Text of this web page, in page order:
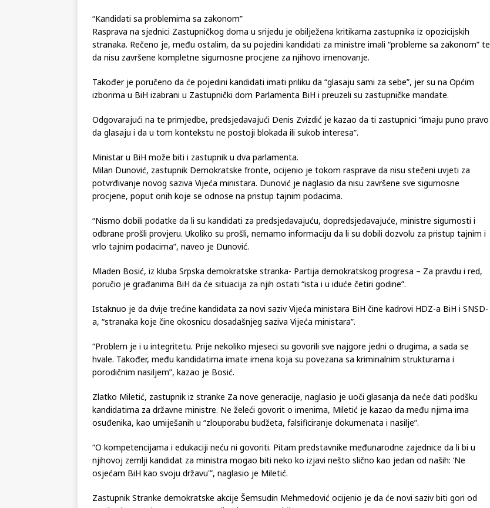
“Kandidati sa problemima sa zakonom”
Rasprava na sjednici Zastupničkog doma u srijedu je obilježena kritikama zastupnika iz opozicijskih
stranaka. Rečeno je, među ostalim, da su pojedini kandidati za ministre imali “probleme sa zakonom” te
da nisu završene kompletne sigurnosne procjene za njihovo imenovanje.
Također je poručeno da će pojedini kandidati imati priliku da “glasaju sami za sebe”, jer su na Općim
izborima u BiH izabrani u Zastupnički dom Parlamenta BiH i preuzeli su zastupničke mandate.
Odgovarajući na te primjedbe, predsjedavajući Denis Zvizdić je kazao da ti zastupnici “imaju puno pravo
da glasaju i da u tom kontekstu ne postoji blokada ili sukob interesa”.
Ministar u BiH može biti i zastupnik u dva parlamenta.
Milan Dunović, zastupnik Demokratske fronte, ocijenio je tokom rasprave da nisu stečeni uvjeti za
potvrđivanje novog saziva Vijeća ministara. Dunović je naglasio da nisu završene sve sigurnosne
procjene, poput onih koje se odnose na pristup tajnim podacima.
“Nismo dobili podatke da li su kandidati za predsjedavajuću, dopredsjedavajuće, ministre sigurnosti i
odbrane prošli provjeru. Ukoliko su prošli, nemamo informaciju da li su dobili dozvolu za pristup tajnim i
vrlo tajnim podacima”, naveo je Dunović.
Mladen Bosić, iz kluba Srpska demokratske stranka- Partija demokratskog progresa – Za pravdu i red,
poručio je građanima BiH da će situacija za njih ostati “ista i u iduće četiri godine”.
Istaknuo je da dvije trećine kandidata za novi saziv Vijeća ministara BiH čine kadrovi HDZ-a BiH i SNSD-
a, “stranaka koje čine okosnicu dosadašnjeg saziva Vijeća ministara”.
“Problem je i u integritetu. Prije nekoliko mjeseci su govorili sve najgore jedni o drugima, a sada se
hvale. Također, među kandidatima imate imena koja su povezana sa kriminalnim strukturama i
porodičnim nasiljem”, kazao je Bosić.
Zlatko Miletić, zastupnik iz stranke Za nove generacije, naglasio je uoči glasanja da neće dati podšku
kandidatima za državne ministre. Ne želeći govorit o imenima, Miletić je kazao da među njima ima
osuđenika, kao umiješanih u “zlouporabu budžeta, falsificiranje dokumenata i nasilje”.
“O kompetencijama i edukaciji neću ni govoriti. Pitam predstavnike međunarodne zajednice da li bi u
njihovoj zemlji kandidat za ministra mogao biti neko ko izjavi nešto slično kao jedan od naših: ‘Ne
osjećam BiH kao svoju državu'”, naglasio je Miletić.
Zastupnik Stranke demokratske akcije Šemsudin Mehmedović ocijenio je da će novi saziv biti gori od